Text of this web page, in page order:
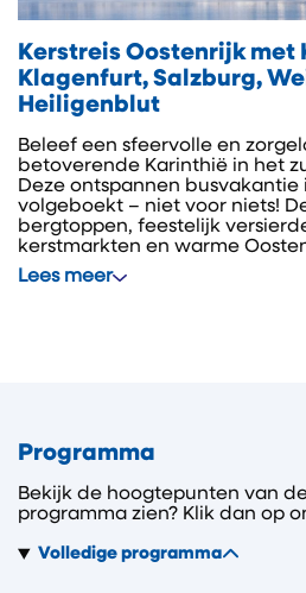
Kerstreis Oostenrijk met
Klagenfurt, Salzburg,
Heiligenblut
Beleef een sfeervolle en
betoverende Karinthië in het
Deze ontspannen busvakantie
volgeboekt – niet voor niets!
bergtoppen, feestelijk
kerstmarkten en warme
Geniet van een sfeervol
excursies, goede verzorging
Lees meer
Programma
Bekijk de hoogtepunten van
programma zien? Klik dan op
Volledige programma